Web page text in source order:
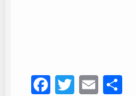
Facebook
TwitterEmail